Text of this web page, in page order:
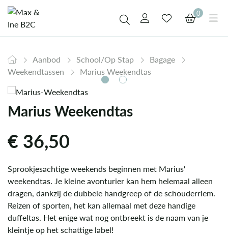
0
Aanbod School/Op Stap
Bagage
Weekendtassen
Marius Weekendtas
Marius Weekendtas
€36,50
Sprookjesachtige weekends beginnen met Marius'
weekendtas. Je kleine avonturier kan hem helemaal alleen
dragen, dankzij de dubbele handgreep of de schouderriem.
Reizen of sporten, het kan allemaal met deze handige
duffeltas. Het enige wat nog ontbreekt is de naam van je
kleintje op het schattige label!